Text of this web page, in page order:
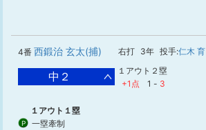
4番 西鍛治 玄太(捕) 右打 3年 投手:仁木 育
中２
１アウト２塁
+1点
1 - 3
１アウト１塁
P 一塁牽制